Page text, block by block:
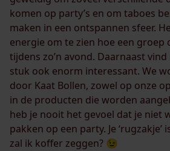
komen op party’s en om taboes
maken in een ontspannen sfeer.
energie om te zien hoe een groep
tijdens zo’n avond. Daarnaast
stuk ook enorm interessant. We
door Kaat Bollen, zowel op onze
in de producten die worden
heb je nooit het gevoel dat je niet
pakken op een party. Je
zal ik koffer zeggen? 😉